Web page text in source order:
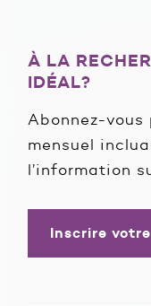
À LA
IDÉAL?
Abonnez-
mensuel
l’information